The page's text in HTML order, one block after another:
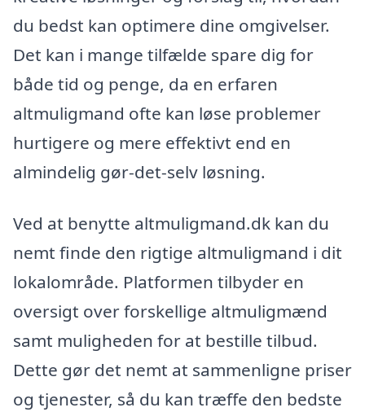
du bedst kan optimere dine omgivelser.
Det kan i mange tilfælde spare dig for
både tid og penge, da en erfaren
altmuligmand ofte kan løse problemer
hurtigere og mere effektivt end en
almindelig gør-det-selv løsning.
Ved at benytte altmuligmand.dk kan du
nemt finde den rigtige altmuligmand i dit
lokalområde. Platformen tilbyder en
oversigt over forskellige altmuligmænd
samt muligheden for at bestille tilbud.
Dette gør det nemt at sammenligne priser
og tjenester, så du kan træffe den bedste